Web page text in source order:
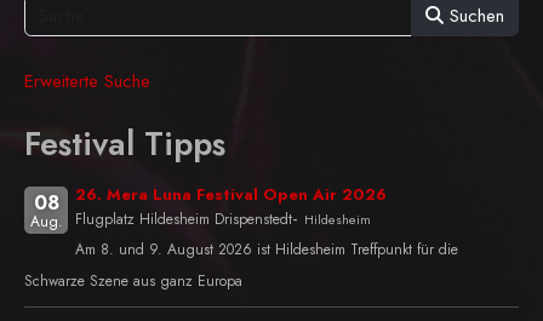
Suchen
Erweiterte Suche
Festival Tipps
08
Aug.
26. Mera Luna Festival Open Air 2026
Flugplatz Hildesheim Drispenstedt- Hildesheim
Am 8. und 9. August 2026 ist Hildesheim Treffpunkt für die
Schwarze Szene aus ganz Europa